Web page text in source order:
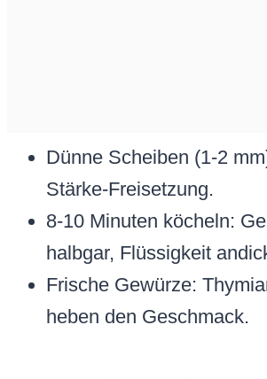
Dünne Scheiben (1-2
Stärke-Freisetzung.
8-10 Minuten köcheln:
halbgar, Flüssigkeit
Frische Gewürze:
heben den Geschmack.